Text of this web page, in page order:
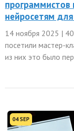
программистов
нейросетям
14 ноября 2025 |
посетили мастер-
из них это было
04 SEP